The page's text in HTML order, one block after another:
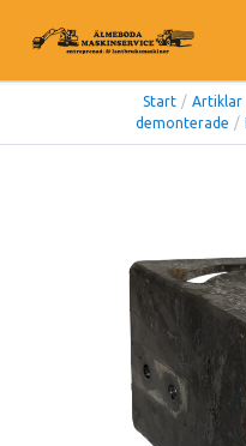
Start / Artiklar
demonterade /